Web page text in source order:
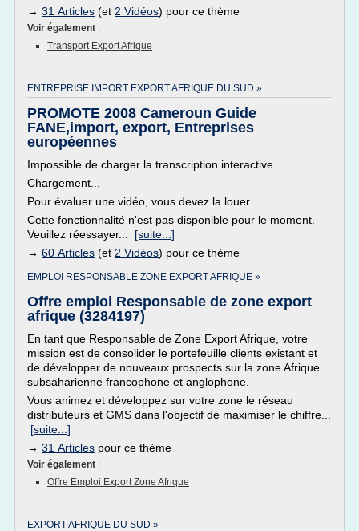
→ 31 Articles (et 2 Vidéos) pour ce thème
Voir également :
Transport Export Afrique
ENTREPRISE IMPORT EXPORT AFRIQUE DU SUD »
PROMOTE 2008 Cameroun Guide
FANE,import, export, Entreprises
européennes
Impossible de charger la transcription interactive.
Chargement...
Pour évaluer une vidéo, vous devez la louer.
Cette fonctionnalité n'est pas disponible pour le moment.
Veuillez réessayer... [suite...]
→ 60 Articles (et 2 Vidéos) pour ce thème
EMPLOI RESPONSABLE ZONE EXPORT AFRIQUE »
Offre emploi Responsable de zone export
afrique (3284197)
En tant que Responsable de Zone Export Afrique, votre
mission est de consolider le portefeuille clients existant et
de développer de nouveaux prospects sur la zone Afrique
subsaharienne francophone et anglophone.
Vous animez et développez sur votre zone le réseau
distributeurs et GMS dans l'objectif de maximiser le chiffre...
[suite...]
→ 31 Articles pour ce thème
Voir également :
Offre Emploi Export Zone Afrique
EXPORT AFRIQUE DU SUD »